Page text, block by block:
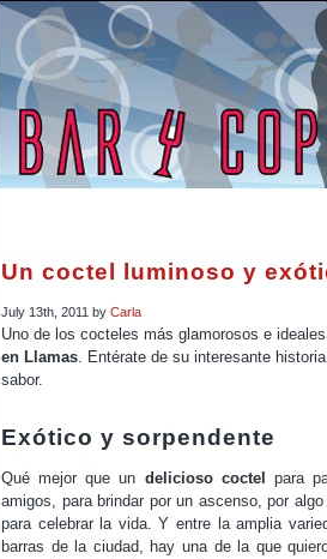
Un coctel luminoso y
July 13th, 2011 by Carla
Uno de los cocteles más glamorosos e
en Llamas. Entérate de su interesante
sabor.
Exótico y sorpendente
Qué mejor que un delicioso coctel para
amigos, para brindar por un ascenso, por
para celebrar la vida. Y entre la amplia
barras de la ciudad, hay una de la que